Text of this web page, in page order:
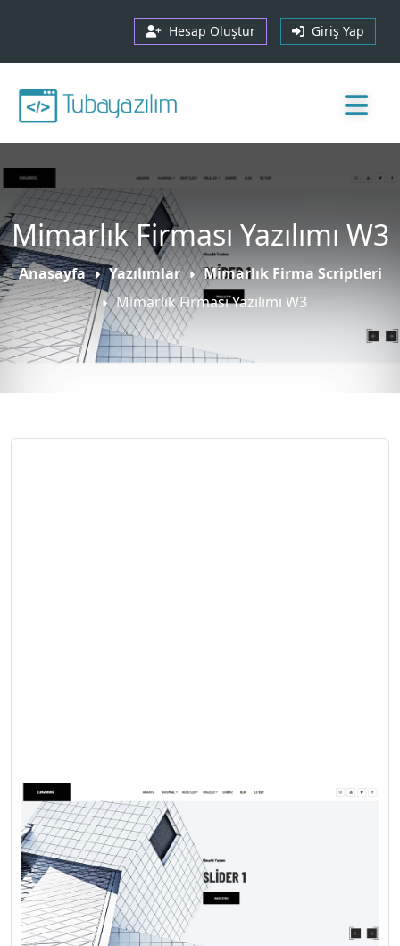
Hesap Oluştur Giriş Yap
Mimarlık Firması Yazılımı W3
Anasayfa Yazılımlar
Mimarlık Firma Scriptleri
Mimarlık Firması Yazılımı W3